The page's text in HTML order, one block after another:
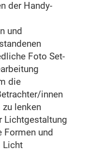
der Handy-
und
Foto Set-
die
innen
lenken
Lichtgestaltung
Formen und
Licht